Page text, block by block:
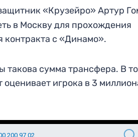
«Крузейро» Артур
в Москву для прохождения
контракта с «Динамо».
такова сумма трансфера. В то
игрока в 3